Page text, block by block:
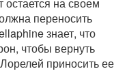
переносить
знает, что
чтобы вернуть
приносить ее